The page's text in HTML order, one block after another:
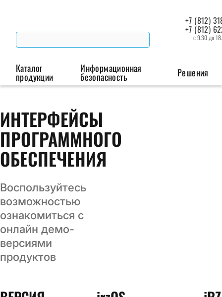
+7 (812)
+7 (812)
с 9.30 до
Каталог
продукции
Беспроводная связь
Модемы
Роутеры
Промышленные
Преобразователи
интерфейсов
Информационная
безопасность Решения
ИНТЕРФЕЙСЫ
ПРОГРАММНОГО
ОБЕСПЕЧЕНИЯ
Воспользуйтесь
возможностью
ознакомиться с
онлайн демо-
версиями
продуктов